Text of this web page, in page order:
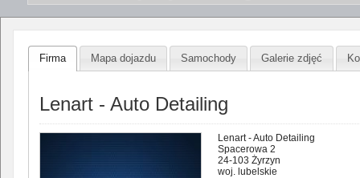
Firma Mapa dojazdu Samochody Galerie zdjęć
Lenart - Auto Detailing
Lenart - Auto Detailing
Spacerowa 2
24-103 Żyrzyn
woj. lubelskie